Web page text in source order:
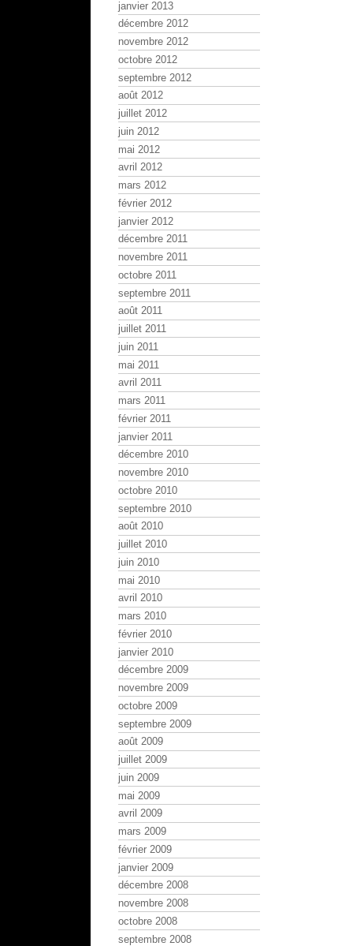
janvier 2013
décembre 2012
novembre 2012
octobre 2012
septembre 2012
août 2012
juillet 2012
juin 2012
mai 2012
avril 2012
mars 2012
février 2012
janvier 2012
décembre 2011
novembre 2011
octobre 2011
septembre 2011
août 2011
juillet 2011
juin 2011
mai 2011
avril 2011
mars 2011
février 2011
janvier 2011
décembre 2010
novembre 2010
octobre 2010
septembre 2010
août 2010
juillet 2010
juin 2010
mai 2010
avril 2010
mars 2010
février 2010
janvier 2010
décembre 2009
novembre 2009
octobre 2009
septembre 2009
août 2009
juillet 2009
juin 2009
mai 2009
avril 2009
mars 2009
février 2009
janvier 2009
décembre 2008
novembre 2008
octobre 2008
septembre 2008